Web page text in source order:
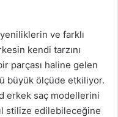
ve farklı
kendi tarzını
parçası haline gelen
büyük ölçüde etkiliyor.
erkek saç modellerini
stilize edilebileceğine